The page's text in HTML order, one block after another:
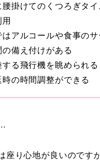
掛けてのくつろぎタイ
アルコールや食事のサ
備え付けがある
る飛行機を眺められる
の時間調整ができる
り心地が良いのです